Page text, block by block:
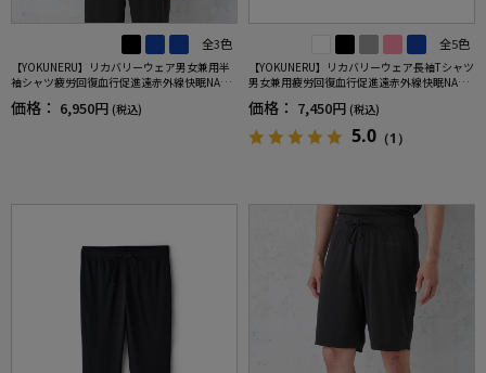
全3色
【YOKUNERU】リカバリーウェア男女兼用半
袖シャツ疲労回復血行促進遠赤外線快眠NANO
MIX(R)【一般医療機器】SS～LLサイズ
価格： 6,950円 (税込)
全5色
【YOKUNERU】リカバリーウェア長袖Tシャツ
男女兼用疲労回復血行促進遠赤外線快眠NANO
MIX(R)【一般医療機器】SS～LLサイズ
価格： 7,450円 (税込)
5.0 （1）